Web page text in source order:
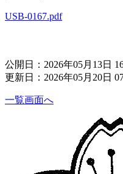
USB-0167.pdf
公開日：2026年05月13日
更新日：2026年05月20日
一覧画面へ